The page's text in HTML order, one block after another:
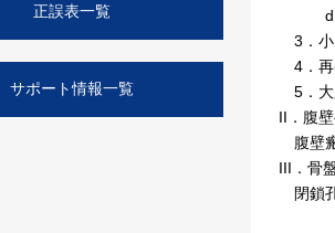
d）
3．小
4．再
5．大
II．腹
腹壁
III．骨
閉鎖
正誤表一覧
サポート情報一覧